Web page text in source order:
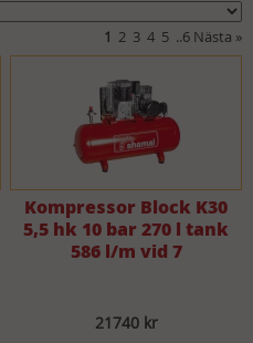
1 2 3 4 5 ..6 Nästa »
Kompressor Block K30
5,5 hk 10 bar 270 l tank
586 l/m vid 7
21740 kr